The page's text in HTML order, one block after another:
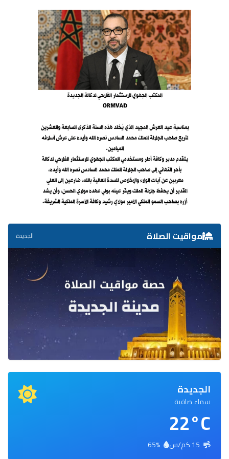
مواقيت الصلاة الجديدة
الجديدة
سماء صافية
22°C